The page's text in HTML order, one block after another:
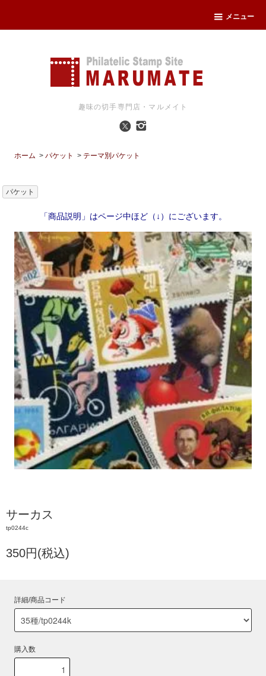
メニュー
趣味の切手専門店・マルメイト
ホーム >パケット >テーマ別パケット
パケット
「商品説明」はページ中ほど（↓）にございます。
サーカス
tp0244c
350円(税込)
詳細/商品コード
購入数